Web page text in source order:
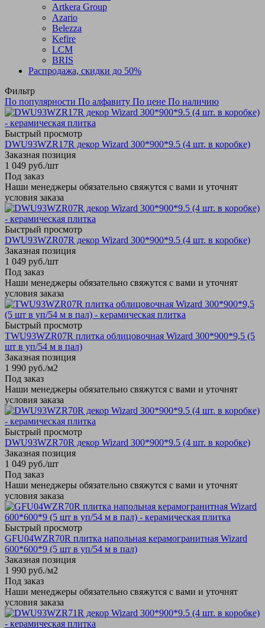
Artkera Group
Azario
Belezza
Kefire
LCM
BRIS
Распродажа, скидки до 50%
Фильтр
По популярности По алфавиту По цене По наличию
Быстрый просмотр
DWU93WZR17R декор Wizard 300*900*9.5 (4 шт. в коробке)
Заказная позиция
1 049 руб./шт
Под заказ
Наши менеджеры обязательно свяжутся с вами и уточнят
условия заказа
Быстрый просмотр
DWU93WZR07R декор Wizard 300*900*9.5 (4 шт. в коробке)
Заказная позиция
1 049 руб./шт
Под заказ
Наши менеджеры обязательно свяжутся с вами и уточнят
условия заказа
Быстрый просмотр
TWU93WZR07R плитка облицовочная Wizard 300*900*9,5 (5
шт в уп/54 м в пал)
Заказная позиция
1 990 руб./м2
Под заказ
Наши менеджеры обязательно свяжутся с вами и уточнят
условия заказа
Быстрый просмотр
DWU93WZR70R декор Wizard 300*900*9.5 (4 шт. в коробке)
Заказная позиция
1 049 руб./шт
Под заказ
Наши менеджеры обязательно свяжутся с вами и уточнят
условия заказа
Быстрый просмотр
GFU04WZR70R плитка напольная керамогранитная Wizard
600*600*9 (5 шт в уп/54 м в пал)
Заказная позиция
1 990 руб./м2
Под заказ
Наши менеджеры обязательно свяжутся с вами и уточнят
условия заказа